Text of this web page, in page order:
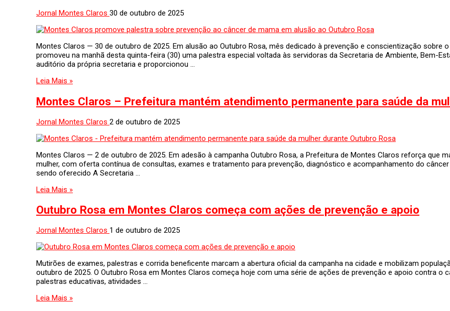
Jornal Montes Claros 30 de outubro de 2025
Montes Claros — 30 de outubro de 2025. Em alusão ao Outubro Rosa, mês dedicado à prevenção e conscientização sobre
promoveu na manhã desta quinta-feira (30) uma palestra especial voltada às servidoras da Secretaria de Ambiente, Bem-
auditório da própria secretaria e proporcionou …
Leia Mais »
Montes Claros – Prefeitura mantém atendimento permanente para saúde da
Jornal Montes Claros 2 de outubro de 2025
Montes Claros — 2 de outubro de 2025. Em adesão à campanha Outubro Rosa, a Prefeitura de Montes Claros reforça que
mulher, com oferta contínua de consultas, exames e tratamento para prevenção, diagnóstico e acompanhamento do
sendo oferecido A Secretaria …
Leia Mais »
Outubro Rosa em Montes Claros começa com ações de prevenção e apoio
Jornal Montes Claros 1 de outubro de 2025
Mutirões de exames, palestras e corrida beneficente marcam a abertura oficial da campanha na cidade e mobilizam
outubro de 2025. O Outubro Rosa em Montes Claros começa hoje com uma série de ações de prevenção e apoio contra o
palestras educativas, atividades …
Leia Mais »